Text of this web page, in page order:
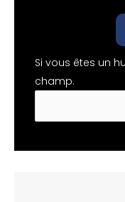
Si vous êtes un
champ.